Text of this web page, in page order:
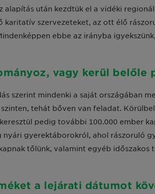
után kezdtük el a vidéki
szervezeteket, az ott élő
ebbe az irányba
vagy kerül belőle
szerint mindenki a saját országában
tehát bőven van feladat.
pedig további 100.000 ember
gyerektáborokról, ahol rászoruló
tőlünk, valamint egyéb időszakos
a lejárati dátumot